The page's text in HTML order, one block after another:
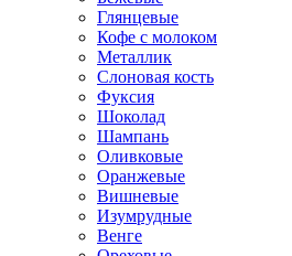
Глянцевые
Кофе с молоком
Металлик
Слоновая кость
Фуксия
Шоколад
Шампань
Оливковые
Оранжевые
Вишневые
Изумрудные
Венге